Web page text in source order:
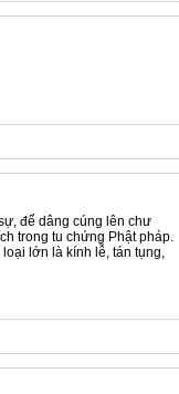
để dâng cúng lên chư
trong tu chứng Phật pháp.
lớn là kính lễ, tán tụng,